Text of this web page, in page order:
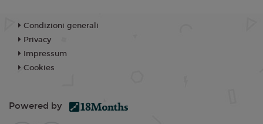
Condizioni generali
Privacy
Impressum
Cookies
Powered by